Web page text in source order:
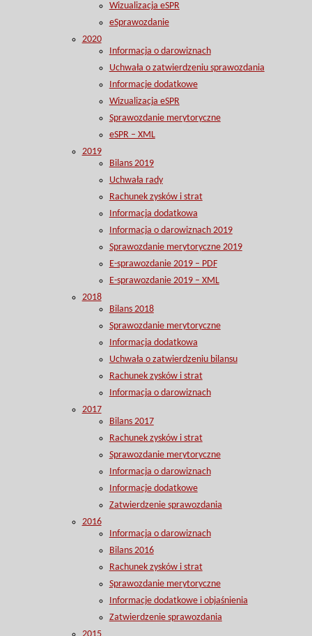
Wizualizacja eSPR
eSprawozdanie
2020
Informacja o darowiznach
Uchwała o zatwierdzeniu sprawozdania
Informacje dodatkowe
Wizualizacja eSPR
Sprawozdanie merytoryczne
eSPR – XML
2019
Bilans 2019
Uchwała rady
Rachunek zysków i strat
Informacja dodatkowa
Informacja o darowiznach 2019
Sprawozdanie merytoryczne 2019
E-sprawozdanie 2019 – PDF
E-sprawozdanie 2019 – XML
2018
Bilans 2018
Sprawozdanie merytoryczne
Informacja dodatkowa
Uchwała o zatwierdzeniu bilansu
Rachunek zysków i strat
Informacja o darowiznach
2017
Bilans 2017
Rachunek zysków i strat
Sprawozdanie merytoryczne
Informacja o darowiznach
Informacje dodatkowe
Zatwierdzenie sprawozdania
2016
Informacja o darowiznach
Bilans 2016
Rachunek zysków i strat
Sprawozdanie merytoryczne
Informacje dodatkowe i objaśnienia
Zatwierdzenie sprawozdania